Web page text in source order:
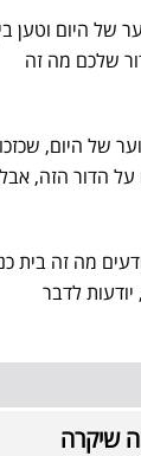
של היום וטען
חייב להגיד לכם שהדור שלכם מה זה
של היום,
על הדור הזה,
מה זה בית
יודעות לדבר
שיקרה